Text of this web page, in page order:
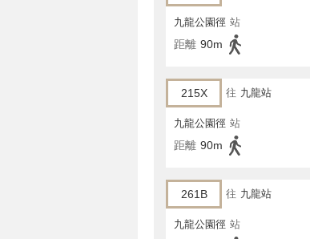
九龍公園徑 站
距離 90m
215X 往 九龍站
九龍公園徑 站
距離 90m
261B 往 九龍站
九龍公園徑 站